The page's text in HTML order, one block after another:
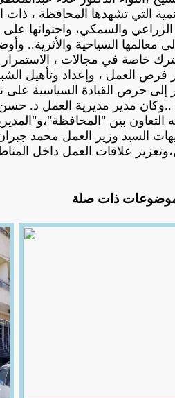
التي تشهدها المحافظة ، ذات
والسمكي، واحتوائها
معالمها السياحية والأثرية..
خاصة في مجالات ،
فرص العمل ، وإعداد وتأهيل
حرص القيادة السياسية على
..وكان مدير مديرية العمل د.
التعاون بين
السيد وزير العمل محمد
علاقات العمل داخل
ذات صلة